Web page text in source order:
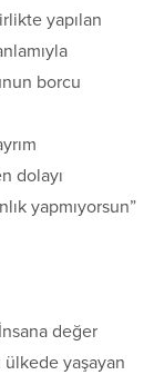
yapılan
borcu
dolayı
yapmıyorsun”
değer
ülkede yaşayan